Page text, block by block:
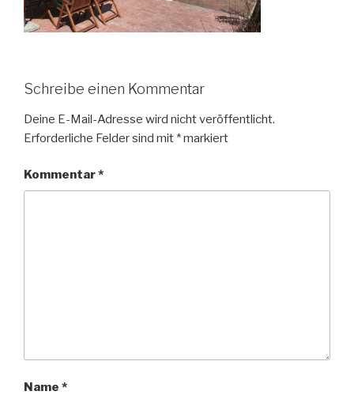
Schreibe einen Kommentar
Deine E-Mail-Adresse wird nicht veröffentlicht.
Erforderliche Felder sind mit *markiert
Kommentar*
Name *